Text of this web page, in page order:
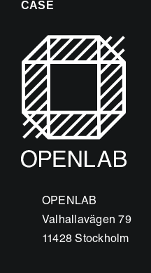
CASE
OPENLAB
Valhallavägen 79
11428 Stockholm